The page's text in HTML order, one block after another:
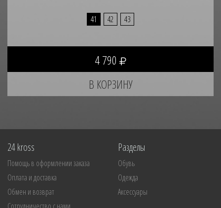
41 42 43
4 790
24 kross
Помощь в оформлении заказа
Оплата и доставка
Обмен и возврат
Разделы
Обувь
Одежда
Аксессуары